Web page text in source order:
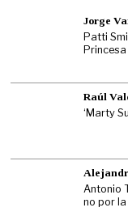
Jorge
Patti
Raúl
‘Marty
Antonio
no por